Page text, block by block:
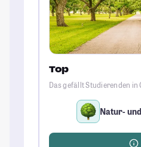
Top
Das gefällt Studierenden in
Natur-